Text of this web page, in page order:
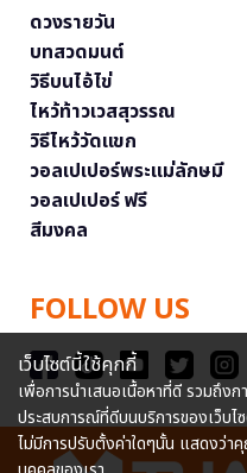
ดวงรายวัน
บทสวดมนต์
วิธีบนไอ้ไข่
ไหว้ท้าวเวสสุวรรณ
วิธีไหว้วัดแขก
วอลเปเปอร์พระแม่ลักษมี
วอลเปเปอร์ ฟรี
สีมงคล
FOLLOW US
เว็บไซต์นี้ใช้คุกกี้
เพื่อการนำเสนอเนื้อหาที่ดี รวมถึง
ประสบการณ์ที่ดีบนบริการของเว็บไ
ไม่มีการปรับตั้งค่าใดๆนั้น แสดงว่า